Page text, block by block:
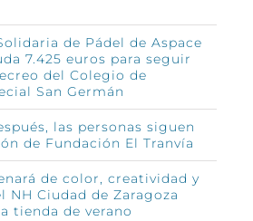
de Pádel de Aspace
7.425 euros para seguir
del Colegio de
San Germán
las personas siguen
de Fundación El Tranvía
de color, creatividad y
NH Ciudad de Zaragoza
tienda de verano